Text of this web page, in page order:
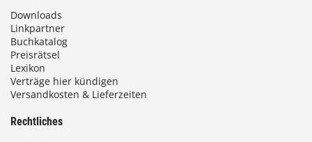
Downloads
Linkpartner
Buchkatalog
Preisrätsel
Lexikon
Verträge hier kündigen
Versandkosten & Lieferzeiten
Rechtliches